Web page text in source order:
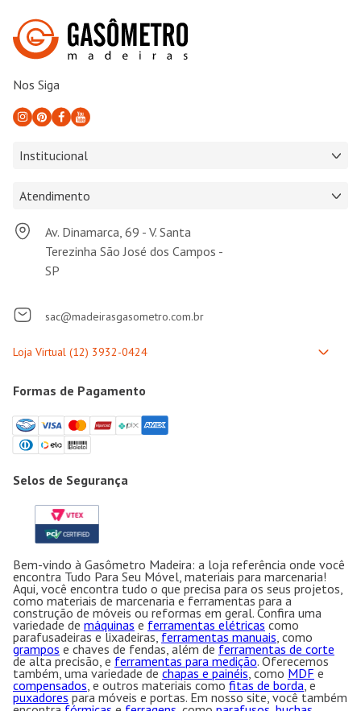
Nos Siga
Institucional
Atendimento
Av. Dinamarca, 69 - V. Santa
Terezinha São José dos Campos -
SP
sac@madeirasgasometro.com.br
Formas de Pagamento
Selos de Segurança
Bem-vindo à Gasômetro Madeira: a loja referência onde você
encontra Tudo Para Seu Móvel, materiais para marcenaria!
Aqui, você encontra tudo o que precisa para os seus projetos,
como materiais de marcenaria e ferramentas para a
construção de móveis ou reformas em geral. Confira uma
variedade de máquinas e ferramentas elétricas como
parafusadeiras e lixadeiras,ferramentas manuais , como
grampos e chaves de fendas, além deferramentas de corte
de alta precisão, e ferramentas para medição. Oferecemos
também, uma variedade dechapas e painéis, como MDF e
compensados , e outros materiais comofitas de borda, e
puxadorespara móveis e portas. Em nosso site, você também